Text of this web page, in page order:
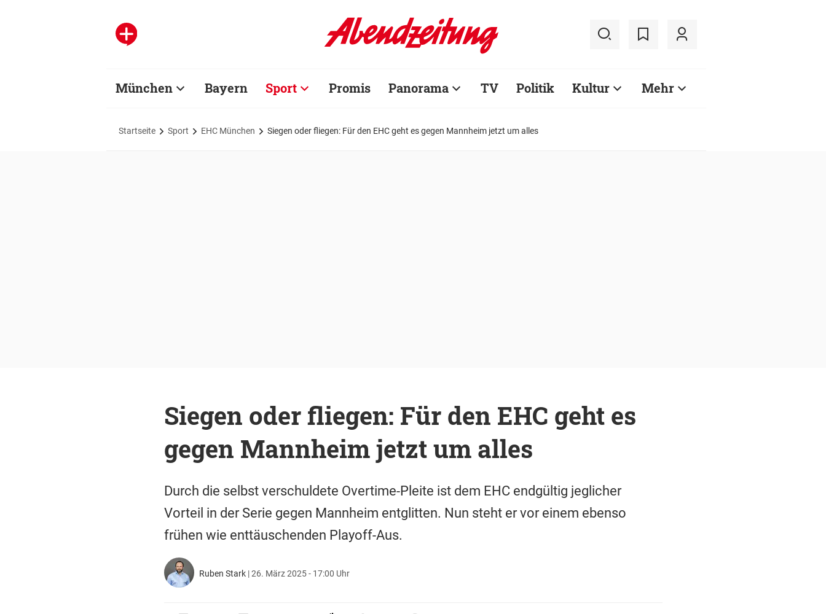
München Bayern Sport Promis Panorama TV Politik Kultur Mehr
Startseite Sport EHC München Siegen oder fliegen: Für den EHC geht es gegen Mannheim jetzt um alles
Siegen oder fliegen: Für den EHC geht es
gegen Mannheim jetzt um alles
Durch die selbst verschuldete Overtime-Pleite ist dem EHC endgültig jeglicher
Vorteil in der Serie gegen Mannheim entglitten. Nun steht er vor einem ebenso
frühen wie enttäuschenden Playoff-Aus.
Ruben Stark |26. März 2025 - 17:00 Uhr